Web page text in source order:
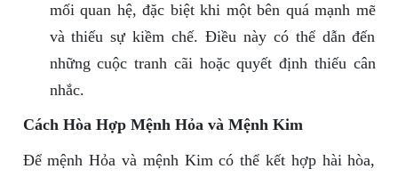
mối quan hệ, đặc biệt khi một bên quá mạnh mẽ
và thiếu sự kiềm chế. Điều này có thể dẫn đến
những cuộc tranh cãi hoặc quyết định thiếu cân
nhắc.
Cách Hòa Hợp Mệnh Hỏa và Mệnh Kim
Để mệnh Hỏa và mệnh Kim có thể kết hợp hài hòa,